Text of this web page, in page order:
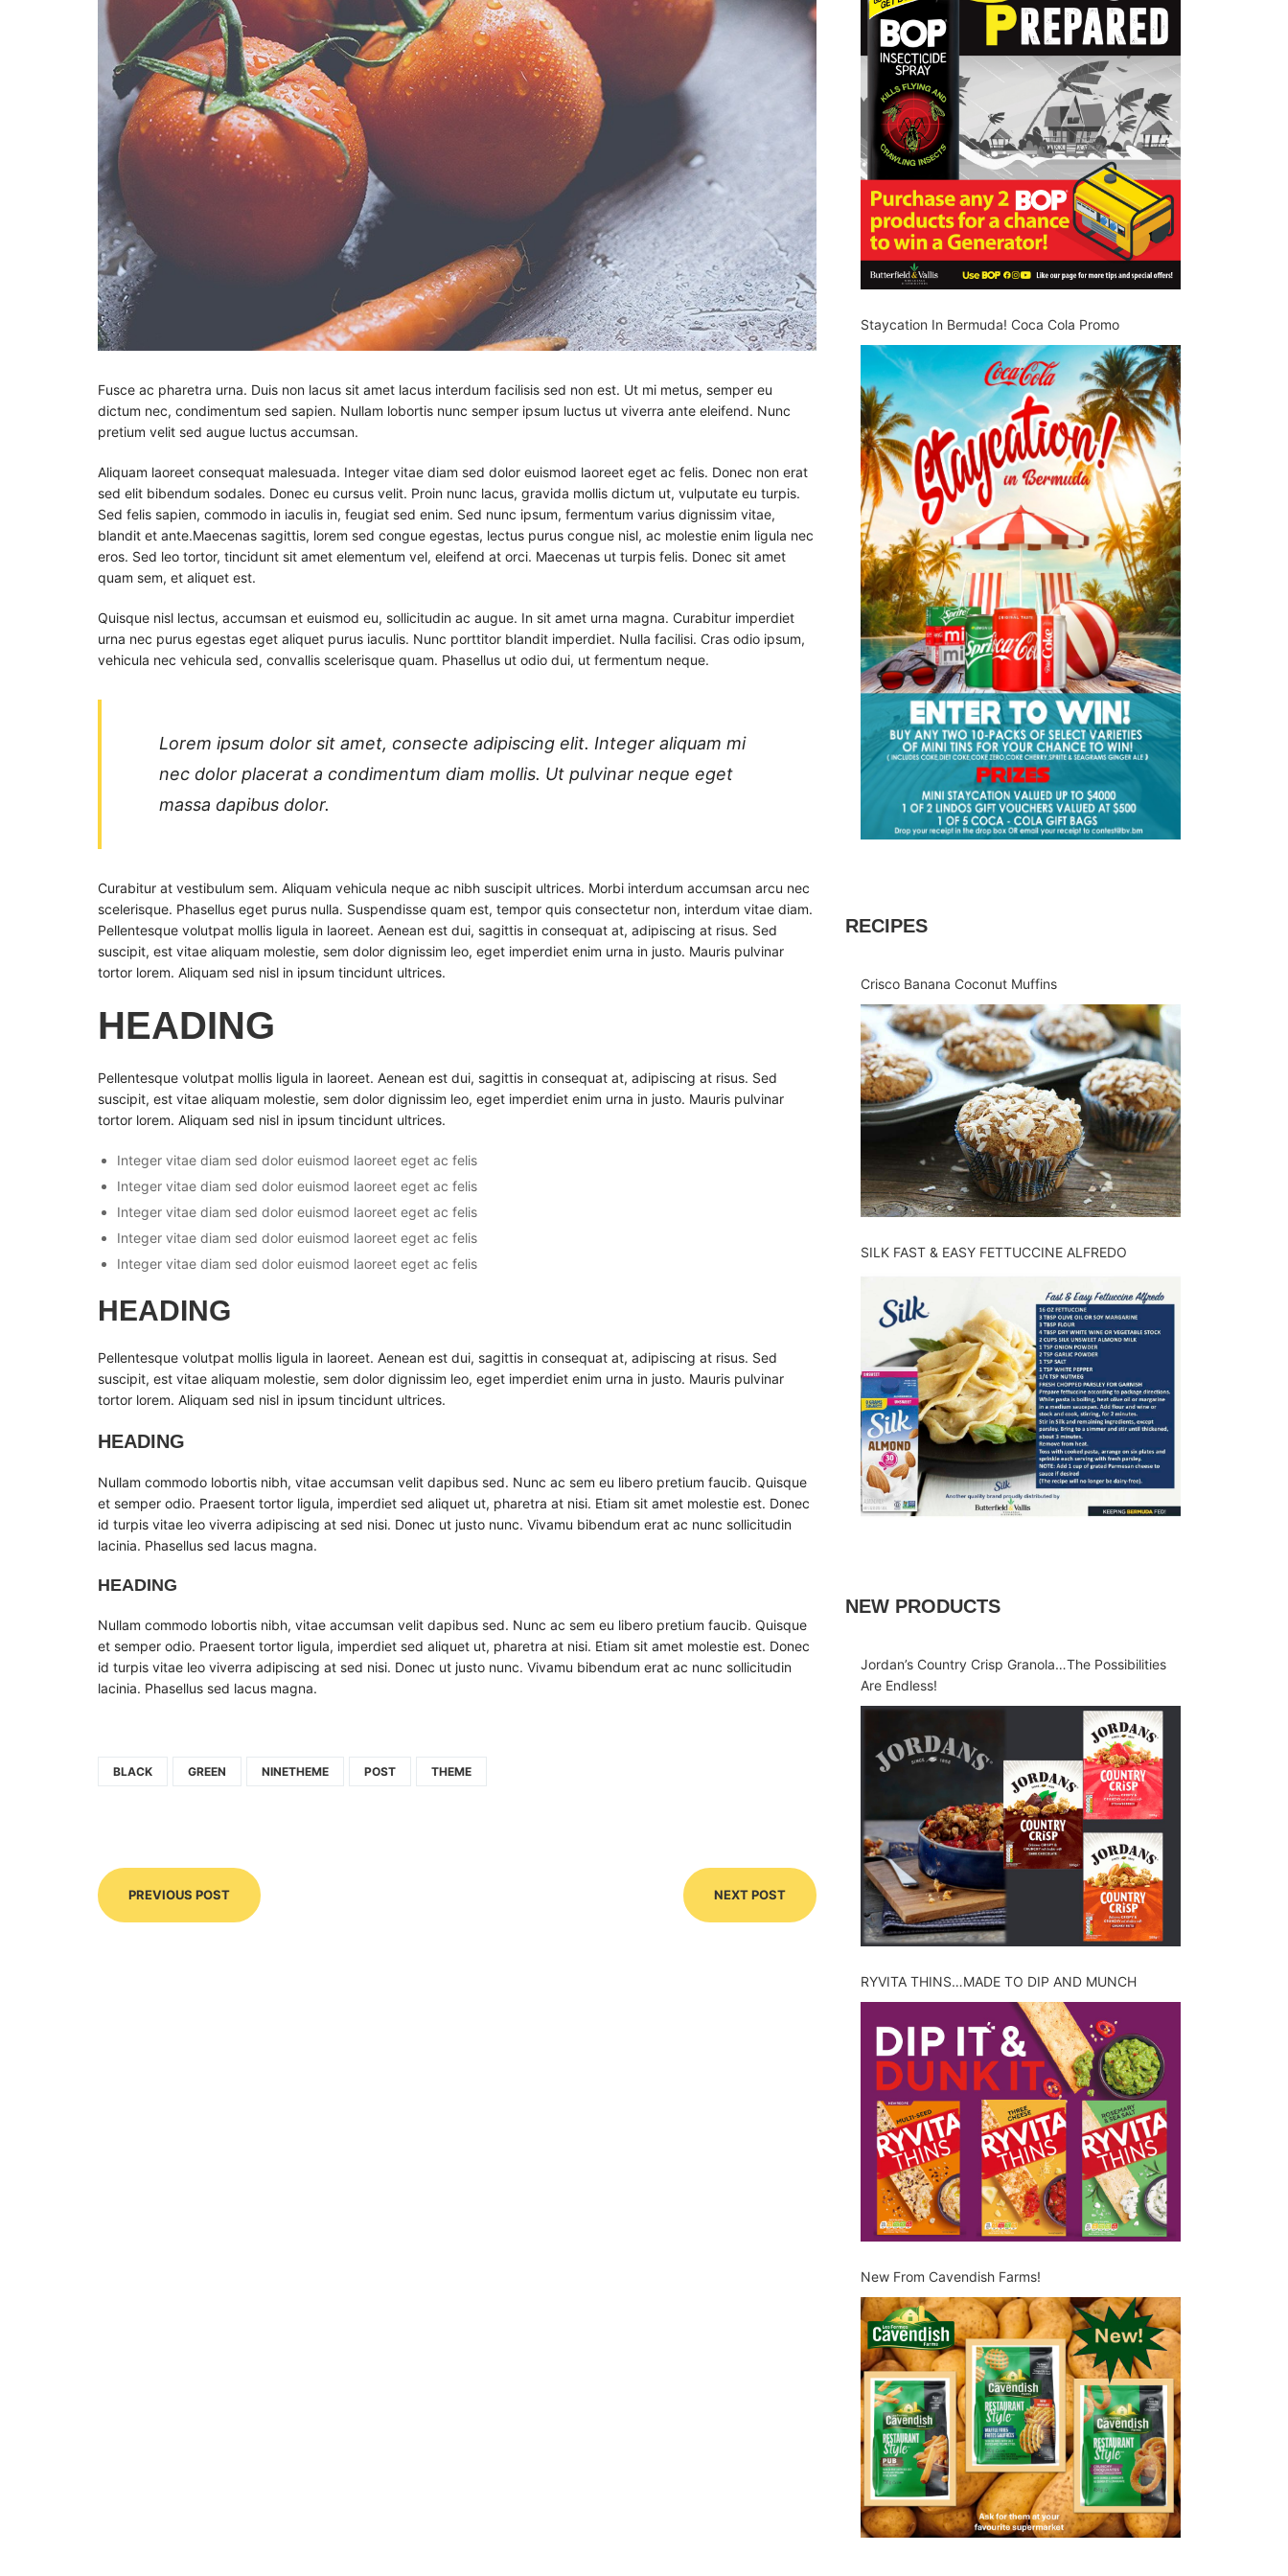
Fusce ac pharetra urna. Duis non lacus sit amet lacus interdum facilisis sed non est. Ut mi metus, semper eu
dictum nec, condimentum sed sapien. Nullam lobortis nunc semper ipsum luctus ut viverra ante eleifend. Nunc
pretium velit sed augue luctus accumsan.
Aliquam laoreet consequat malesuada. Integer vitae diam sed dolor euismod laoreet eget ac felis. Donec non erat
sed elit bibendum sodales. Donec eu cursus velit. Proin nunc lacus, gravida mollis dictum ut, vulputate eu turpis.
Sed felis sapien, commodo in iaculis in, feugiat sed enim. Sed nunc ipsum, fermentum varius dignissim vitae,
blandit et ante.Maecenas sagittis, lorem sed congue egestas, lectus purus congue nisl, ac molestie enim ligula nec
eros. Sed leo tortor, tincidunt sit amet elementum vel, eleifend at orci. Maecenas ut turpis felis. Donec sit amet
quam sem, et aliquet est.
Quisque nisl lectus, accumsan et euismod eu, sollicitudin ac augue. In sit amet urna magna. Curabitur imperdiet
urna nec purus egestas eget aliquet purus iaculis. Nunc porttitor blandit imperdiet. Nulla facilisi. Cras odio ipsum,
vehicula nec vehicula sed, convallis scelerisque quam. Phasellus ut odio dui, ut fermentum neque.
Lorem ipsum dolor sit amet, consecte adipiscing elit. Integer aliquam mi
nec dolor placerat a condimentum diam mollis. Ut pulvinar neque eget
massa dapibus dolor.
Curabitur at vestibulum sem. Aliquam vehicula neque ac nibh suscipit ultrices. Morbi interdum accumsan arcu nec
scelerisque. Phasellus eget purus nulla. Suspendisse quam est, tempor quis consectetur non, interdum vitae diam.
Pellentesque volutpat mollis ligula in laoreet. Aenean est dui, sagittis in consequat at, adipiscing at risus. Sed
suscipit, est vitae aliquam molestie, sem dolor dignissim leo, eget imperdiet enim urna in justo. Mauris pulvinar
tortor lorem. Aliquam sed nisl in ipsum tincidunt ultrices.
HEADING
Pellentesque volutpat mollis ligula in laoreet. Aenean est dui, sagittis in consequat at, adipiscing at risus. Sed
suscipit, est vitae aliquam molestie, sem dolor dignissim leo, eget imperdiet enim urna in justo. Mauris pulvinar
tortor lorem. Aliquam sed nisl in ipsum tincidunt ultrices.
Integer vitae diam sed dolor euismod laoreet eget ac felis
Integer vitae diam sed dolor euismod laoreet eget ac felis
Integer vitae diam sed dolor euismod laoreet eget ac felis
Integer vitae diam sed dolor euismod laoreet eget ac felis
Integer vitae diam sed dolor euismod laoreet eget ac felis
HEADING
Pellentesque volutpat mollis ligula in laoreet. Aenean est dui, sagittis in consequat at, adipiscing at risus. Sed
suscipit, est vitae aliquam molestie, sem dolor dignissim leo, eget imperdiet enim urna in justo. Mauris pulvinar
tortor lorem. Aliquam sed nisl in ipsum tincidunt ultrices.
HEADING
Nullam commodo lobortis nibh, vitae accumsan velit dapibus sed. Nunc ac sem eu libero pretium faucib. Quisque
et semper odio. Praesent tortor ligula, imperdiet sed aliquet ut, pharetra at nisi. Etiam sit amet molestie est. Donec
id turpis vitae leo viverra adipiscing at sed nisi. Donec ut justo nunc. Vivamu bibendum erat ac nunc sollicitudin
lacinia. Phasellus sed lacus magna.
HEADING
Nullam commodo lobortis nibh, vitae accumsan velit dapibus sed. Nunc ac sem eu libero pretium faucib. Quisque
et semper odio. Praesent tortor ligula, imperdiet sed aliquet ut, pharetra at nisi. Etiam sit amet molestie est. Donec
id turpis vitae leo viverra adipiscing at sed nisi. Donec ut justo nunc. Vivamu bibendum erat ac nunc sollicitudin
lacinia. Phasellus sed lacus magna.
BLACK GREEN NINETHEME POST THEME
PREVIOUS POST NEXT POST
Staycation In Bermuda! Coca Cola Promo
RECIPES
Crisco Banana Coconut Muffins
SILK FAST & EASY FETTUCCINE ALFREDO
NEW PRODUCTS
Jordan’s Country Crisp Granola…The Possibilities
Are Endless!
RYVITA THINS…MADE TO DIP AND MUNCH
New From Cavendish Farms!